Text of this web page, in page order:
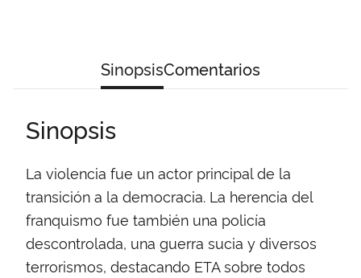
SinopsisComentarios
Sinopsis
La violencia fue un actor principal de la
transición a la democracia. La herencia del
franquismo fue también una policía
descontrolada, una guerra sucia y diversos
terrorismos, destacando ETA sobre todos